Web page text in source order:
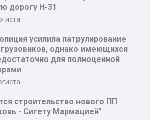
дорогу Н-31
усилила патрулирование
однако имеющихся
для полноценной
строительство нового ПП
- Сигету Мармацией"